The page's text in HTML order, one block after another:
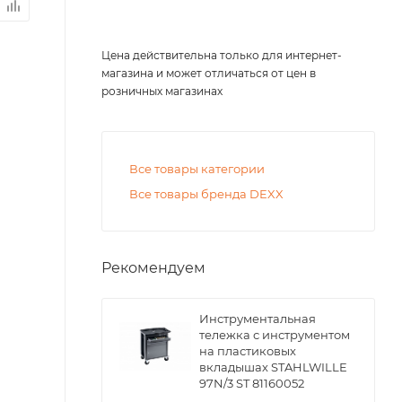
Цена действительна только для интернет-
магазина и может отличаться от цен в
розничных магазинах
Все товары категории
Все товары бренда DEXX
Рекомендуем
Инструментальная
тележка с инструментом
на пластиковых
вкладышах STAHLWILLE
97N/3 ST 81160052